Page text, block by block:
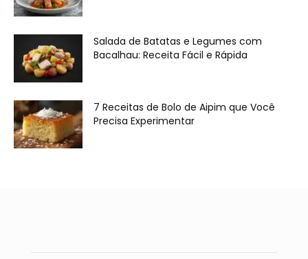
Salada de Batatas e Legumes com
Bacalhau: Receita Fácil e Rápida
7 Receitas de Bolo de Aipim que Você
Precisa Experimentar